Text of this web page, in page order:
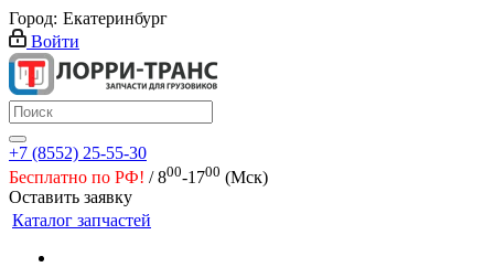
Город: Екатеринбург
Войти
+7 (8552) 25-55-30
Бесплатно по РФ! / 800-1700 (Мск)
Оставить заявку
Каталог запчастей